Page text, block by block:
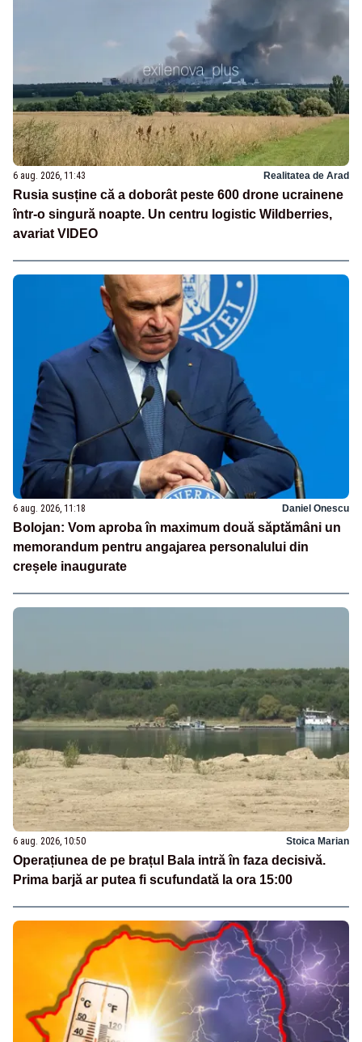
6 aug. 2026, 11:43 Realitatea de Arad
Rusia susține că a doborât peste 600 drone ucrainene
într-o singură noapte. Un centru logistic Wildberries,
avariat VIDEO
6 aug. 2026, 11:18 Daniel Onescu
Bolojan: Vom aproba în maximum două săptămâni un
memorandum pentru angajarea personalului din
creșele inaugurate
6 aug. 2026, 10:50 Stoica Marian
Operațiunea de pe brațul Bala intră în faza decisivă.
Prima barjă ar putea fi scufundată la ora 15:00